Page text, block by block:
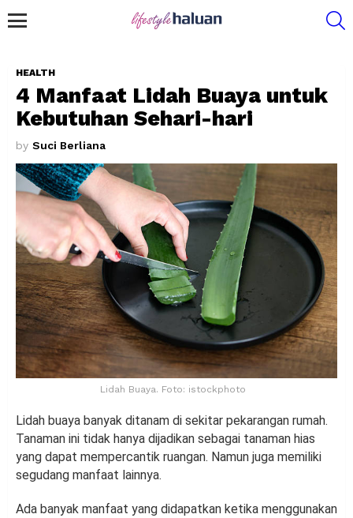
HEALTH
4 Manfaat Lidah Buaya untuk
Kebutuhan Sehari-hari
by Suci Berliana
Lidah Buaya. Foto: istockphoto
Lidah buaya banyak ditanam di sekitar pekarangan rumah.
Tanaman ini tidak hanya dijadikan sebagai tanaman hias
yang dapat mempercantik ruangan. Namun juga memiliki
segudang manfaat lainnya.
Ada banyak manfaat yang didapatkan ketika menggunakan